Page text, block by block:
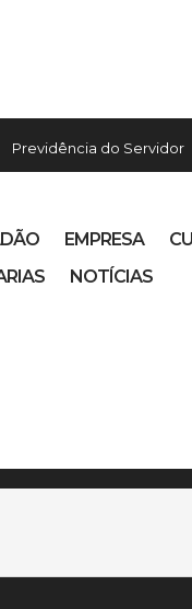
Previdência do Servidor
EMPRESA
NOTÍCIAS